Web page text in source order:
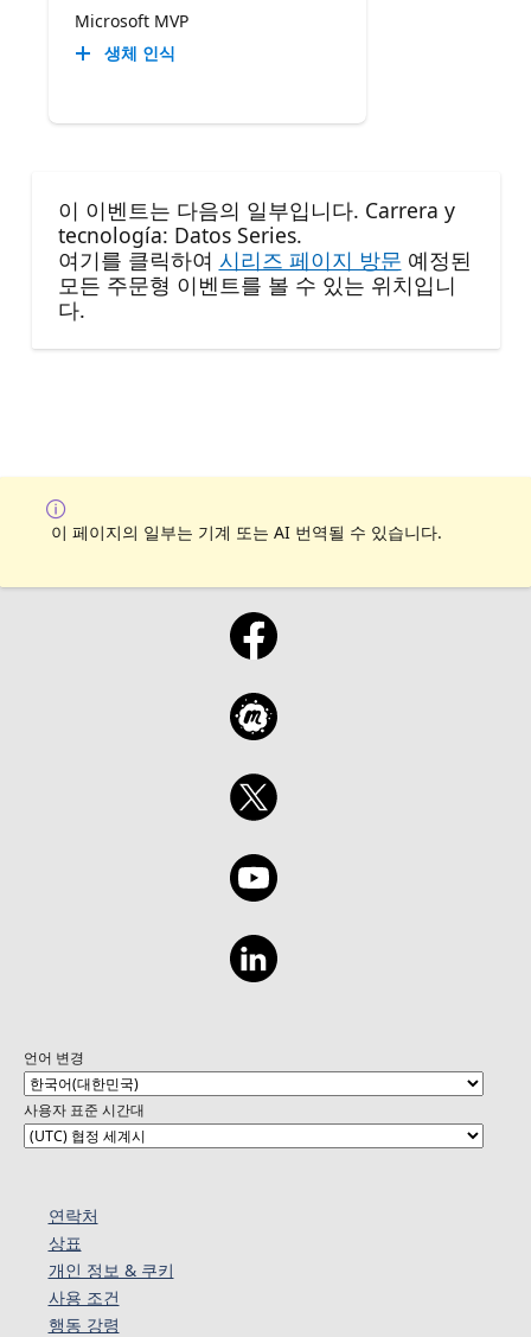
Microsoft MVP
생체 인식
이 이벤트는 다음의 일부입니다. Carrera y
tecnología: Datos Series.
여기를 클릭하여 시리즈 페이지 방문 예정된
모든 주문형 이벤트를 볼 수 있는 위치입니
다.
이 페이지의 일부는 기계 또는 AI 번역될 수 있습니다.
언어 변경
사용자 표준 시간대
연락처
상표
개인 정보 & 쿠키
사용 조건
행동 강령